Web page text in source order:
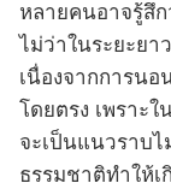
หลายคนอาจรู้สึ
ไม่ว่าในระยะยา
เนื่องจากการนอ
โดยตรง เพราะ
จะเป็นแนวราบไ
ธรรมชาติทำให้